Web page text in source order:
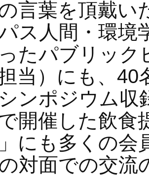
言葉を頂戴い
ス人間・環境
たパブリック
当）にも、
ンポジウム収
開催した飲食
にも多くの会
対面での交流